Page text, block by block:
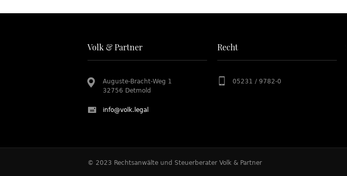
Volk & Partner
Auguste-Bracht-Weg 1
32756 Detmold
info@volk.legal
Recht
05231 / 9782-0
© 2023 Rechtsanwälte und Steuerberater Volk & Partner